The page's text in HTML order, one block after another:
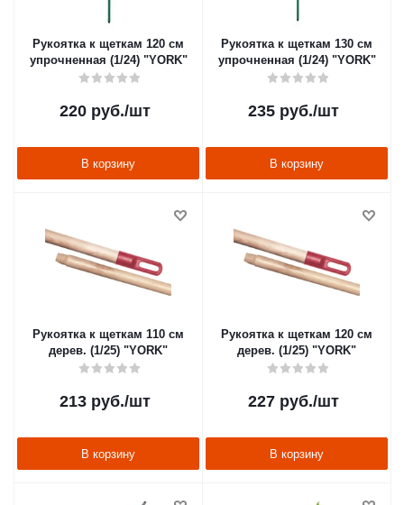
Рукоятка к щеткам 120 см
упрочненная (1/24) "YORK"
220 руб./шт
В корзину
Рукоятка к щеткам 130 см
упрочненная (1/24) "YORK"
235 руб./шт
В корзину
Рукоятка к щеткам 110 см
дерев. (1/25) "YORK"
213 руб./шт
В корзину
Рукоятка к щеткам 120 см
дерев. (1/25) "YORK"
227 руб./шт
В корзину